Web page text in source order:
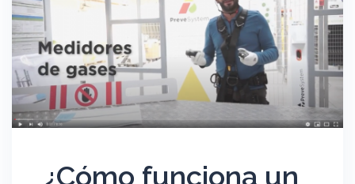
¿Cómo funciona un